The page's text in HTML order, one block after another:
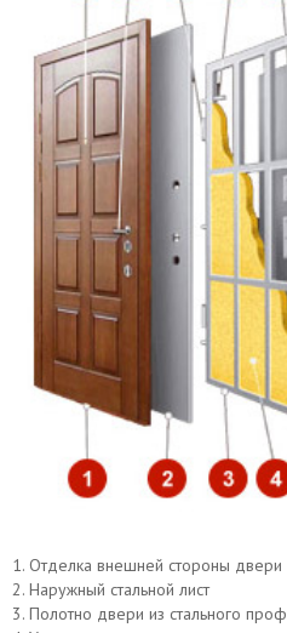
Обналичка по периметру
коробки
Резиновый уплотнитель
Притворная планка
(нащельник)
Противосъемные устройства
Отделка снаружи
Отделка внутри
1. Отделка внешней стороны двери
2. Наружный стальной лист
3. Полотно двери из стального